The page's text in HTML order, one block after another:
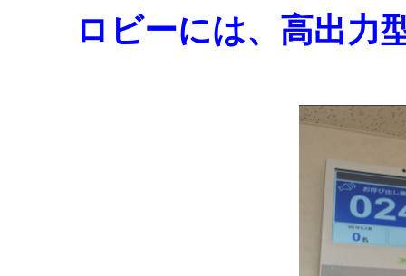
ロビーには、高出力